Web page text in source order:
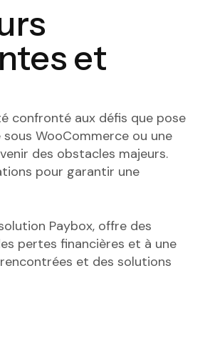
et
confronté aux défis que pose
WooCommerce ou une
des obstacles majeurs.
pour garantir une
Paybox, offre des
pertes financières et à une
et des solutions